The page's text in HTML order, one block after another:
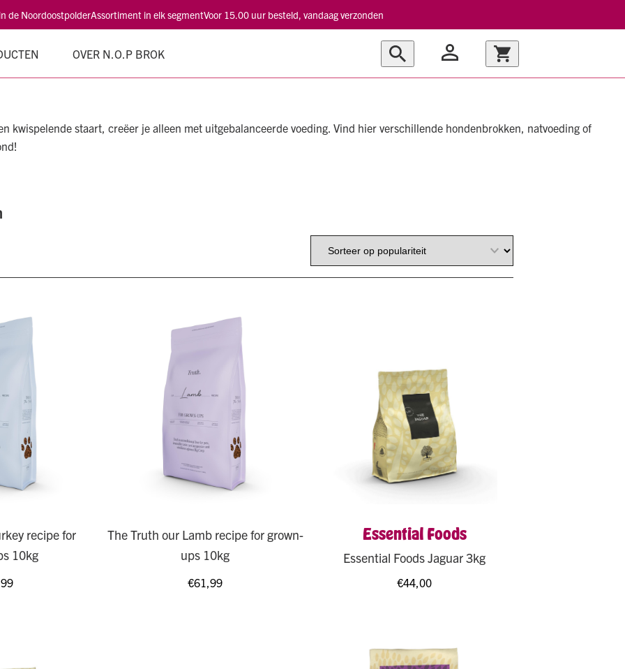
de NoordoostpolderAssortiment in elk segmentVoor 15.00 uur besteld, vandaag verzonden
OVER N.O.P BROK
kwispelende staart, creëer je alleen met uitgebalanceerde voeding. Vind hier verschillende hondenbrokken, natvoeding of
recipe for
10kg
The Truth our Lamb recipe for grown-
ups 10kg
€61,99
Essential Foods
Essential Foods Jaguar 3kg
€44,00